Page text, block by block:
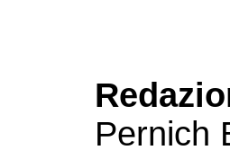
Pernich